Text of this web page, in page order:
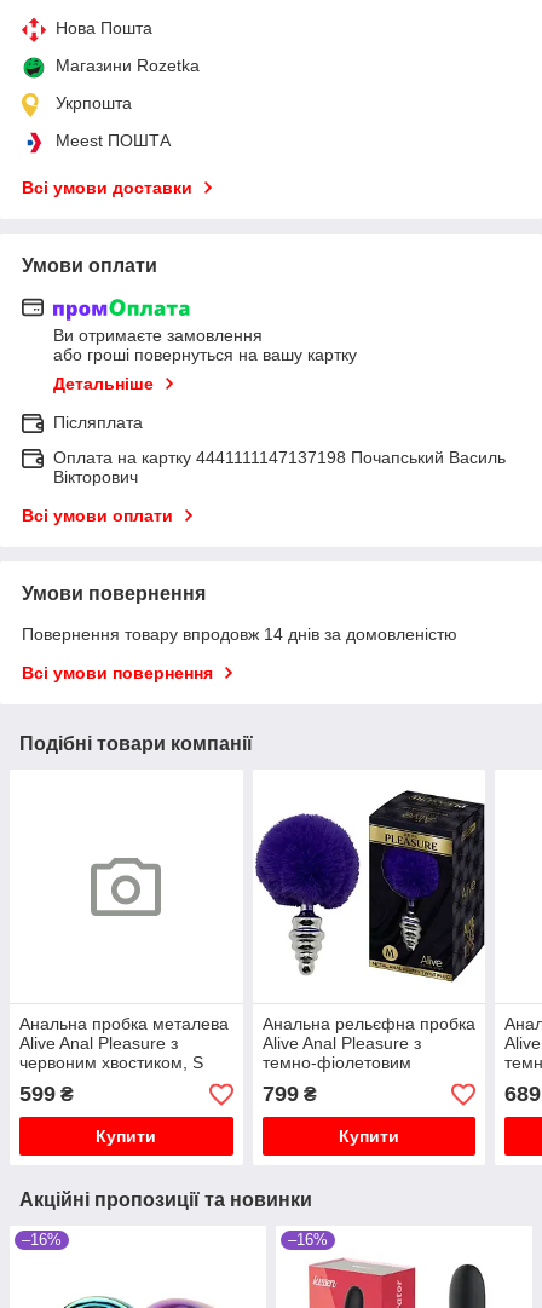
Нова Пошта
Магазини Rozetka
Укрпошта
Meest ПОШТА
Всі умови доставки
Умови оплати
Ви отримаєте замовлення
або гроші повернуться на вашу картку
Детальніше
Післяплата
Оплата на картку 4441111147137198 Почапський Василь
Вікторович
Всі умови оплати
Умови повернення
Повернення товару впродовж 14 днів за домовленістю
Всі умови повернення
Подібні товари компанії
Анальна пробка металева
Alive Anal Pleasure з
червоним хвостиком, S
599 ₴
Купити
Анальна рельєфна пробка
Alive Anal Pleasure з
темно-фіолетовим
799₴
Купити
689
Акційні пропозиції та новинки
–16% –16%